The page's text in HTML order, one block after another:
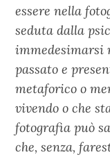
essere nella
seduta dalla
immedesimarsi
passato e
metaforico o
vivendo o che
fotografia può
che, senza,